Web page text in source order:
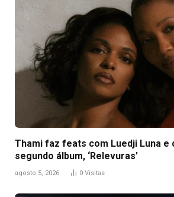
Thami faz feats com Luedji Luna e
segundo álbum, ‘Relevuras’
agosto 5, 2026 0 Visitas